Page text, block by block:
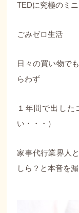
TEDに究極のミ
ごみゼロ生活
日々の買い物で
らわず
１年間で出した
い・・・）
家事代行業界人
しら？と本音を